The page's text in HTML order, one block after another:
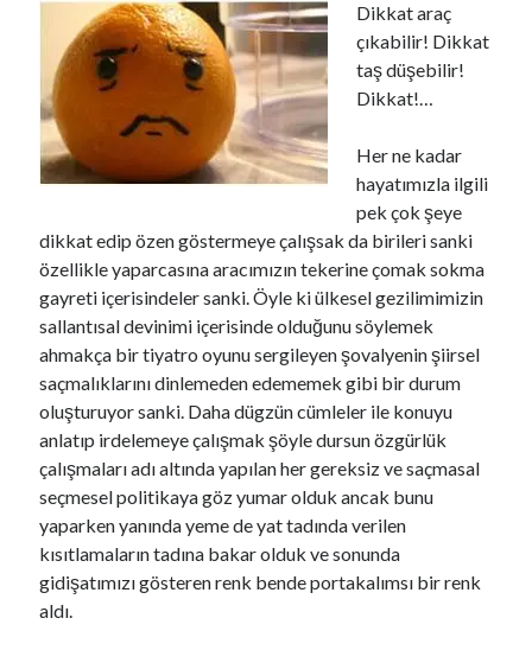
oynatıcı
00:00 04:57
Kategoriler
Kategoriler
Dikkat araç
çıkabilir! Dikkat
taş düşebilir!
Dikkat!…
Her ne kadar
hayatımızla ilgili
pek çok şeye
dikkat edip özen göstermeye çalışsak da birileri sanki
özellikle yaparcasına aracımızın tekerine çomak sokma
gayreti içerisindeler sanki. Öyle ki ülkesel gezilimimizin
sallantısal devinimi içerisinde olduğunu söylemek
ahmakça bir tiyatro oyunu sergileyen şovalyenin şiirsel
saçmalıklarını dinlemeden edememek gibi bir durum
oluşturuyor sanki. Daha dügzün cümleler ile konuyu
anlatıp irdelemeye çalışmak şöyle dursun özgürlük
çalışmaları adı altında yapılan her gereksiz ve saçmasal
seçmesel politikaya göz yumar olduk ancak bunu
yaparken yanında yeme de yat tadında verilen
kısıtlamaların tadına bakar olduk ve sonunda
gidişatımızı gösteren renk bende portakalımsı bir renk
aldı.